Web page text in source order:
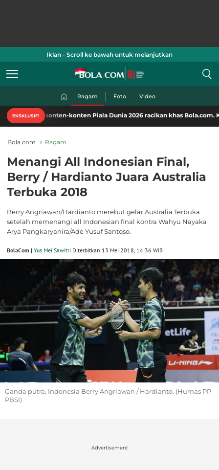
Iklan - Scroll ke bawah untuk melanjutkan
Ragam Foto Video
EKSKLUSIF!
konten-konten Piala Dunia 2026 racikan khas Bola.com. Klik di sini!
Bola.com Ragam
Menangi All Indonesian Final,
Berry / Hardianto Juara Australia
Terbuka 2018
Berry Angriawan/Hardianto merebut gelar Australia Terbuka
setelah memenangi all Indonesian final kontra Wahyu Nayaka
Arya Pangkaryanira/Ade Yusuf Santoso.
BolaCom | Yus Mei Sawitri Diterbitkan 13 Mei 2018, 14:36 WIB
Ganda putra, Indonesia Berry Angriawan / Hardianto. (Humas PP
PBSI)
Advertisement